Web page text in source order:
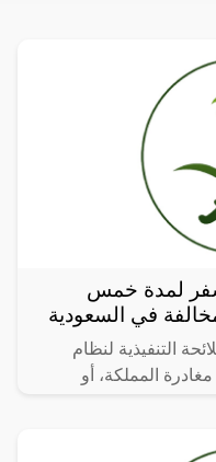
لمدة خمس
في السعودية
التنفيذية لنظام
المملكة، أو